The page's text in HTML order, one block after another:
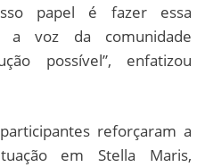
papel é fazer essa
a voz da comunidade
possível”, enfatizou
reforçaram a
em Stella Maris,